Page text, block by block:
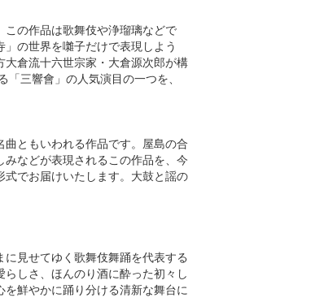
の作品は歌舞伎や浄瑠璃などで
」の世界を囃子だけで表現しよう
倉流十六世宗家・大倉源次郎が構
三響會」の人気演目の一つを、
曲ともいわれる作品です。屋島の合
などが表現されるこの作品を、今
でお届けいたします。大鼓と謡の
見せてゆく歌舞伎舞踊を代表する
しさ、ほんのり酒に酔った初々し
鮮やかに踊り分ける清新な舞台に